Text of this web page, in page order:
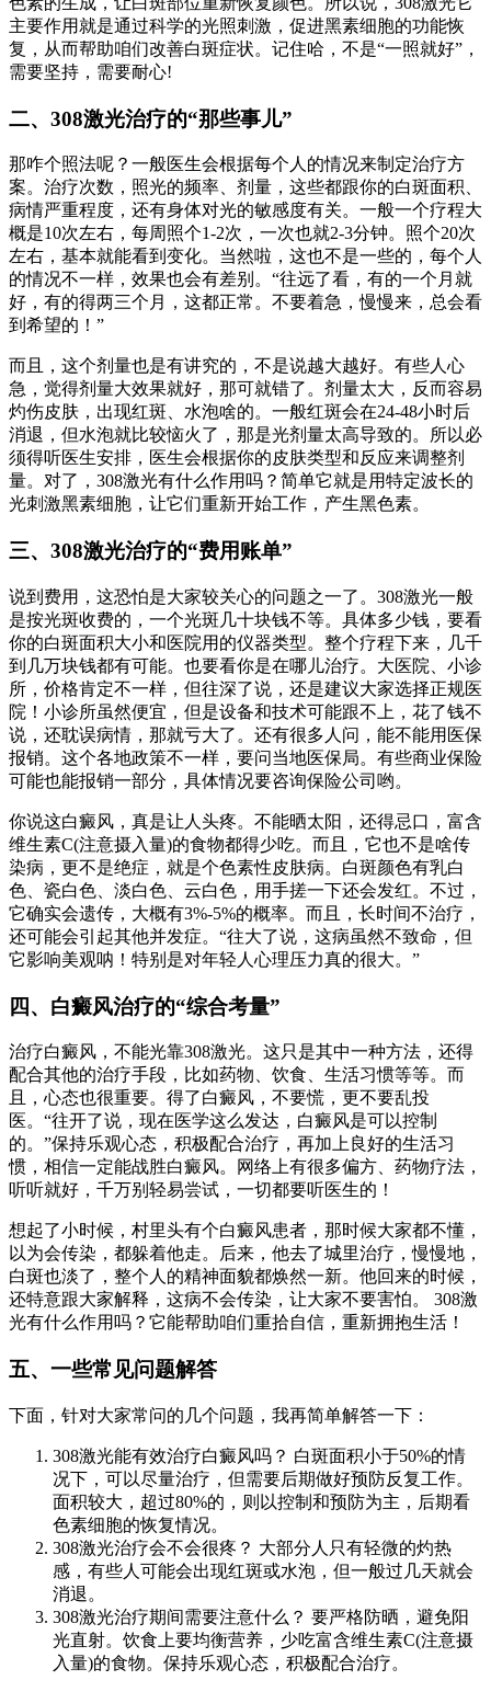
主要作用就是通过科学的光照刺激，促进黑素细胞的功能恢
复，从而帮助咱们改善白斑症状。记住哈，不是“一照就好”，
需要坚持，需要耐心!
二、308激光治疗的“那些事儿”
那咋个照法呢？一般医生会根据每个人的情况来制定治疗方
案。治疗次数，照光的频率、剂量，这些都跟你的白斑面积、
病情严重程度，还有身体对光的敏感度有关。一般一个疗程大
概是10次左右，每周照个1-2次，一次也就2-3分钟。照个20次
左右，基本就能看到变化。当然啦，这也不是一些的，每个人
的情况不一样，效果也会有差别。“往远了看，有的一个月就
好，有的得两三个月，这都正常。不要着急，慢慢来，总会看
到希望的！”
而且，这个剂量也是有讲究的，不是说越大越好。有些人心
急，觉得剂量大效果就好，那可就错了。剂量太大，反而容易
灼伤皮肤，出现红斑、水泡啥的。一般红斑会在24-48小时后
消退，但水泡就比较恼火了，那是光剂量太高导致的。所以必
须得听医生安排，医生会根据你的皮肤类型和反应来调整剂
量。对了，308激光有什么作用吗？简单它就是用特定波长的
光刺激黑素细胞，让它们重新开始工作，产生黑色素。
三、308激光治疗的“费用账单”
说到费用，这恐怕是大家较关心的问题之一了。308激光一般
是按光斑收费的，一个光斑几十块钱不等。具体多少钱，要看
你的白斑面积大小和医院用的仪器类型。整个疗程下来，几千
到几万块钱都有可能。也要看你是在哪儿治疗。大医院、小诊
所，价格肯定不一样，但往深了说，还是建议大家选择正规医
院！小诊所虽然便宜，但是设备和技术可能跟不上，花了钱不
说，还耽误病情，那就亏大了。还有很多人问，能不能用医保
报销。这个各地政策不一样，要问当地医保局。有些商业保险
可能也能报销一部分，具体情况要咨询保险公司哟。
你说这白癜风，真是让人头疼。不能晒太阳，还得忌口，富含
维生素C(注意摄入量)的食物都得少吃。而且，它也不是啥传
染病，更不是绝症，就是个色素性皮肤病。白斑颜色有乳白
色、瓷白色、淡白色、云白色，用手搓一下还会发红。不过，
它确实会遗传，大概有3%-5%的概率。而且，长时间不治疗，
还可能会引起其他并发症。“往大了说，这病虽然不致命，但
它影响美观呐！特别是对年轻人心理压力真的很大。”
四、白癜风治疗的“综合考量”
治疗白癜风，不能光靠308激光。这只是其中一种方法，还得
配合其他的治疗手段，比如药物、饮食、生活习惯等等。而
且，心态也很重要。得了白癜风，不要慌，更不要乱投
医。“往开了说，现在医学这么发达，白癜风是可以控制
的。”保持乐观心态，积极配合治疗，再加上良好的生活习
惯，相信一定能战胜白癜风。网络上有很多偏方、药物疗法，
听听就好，千万别轻易尝试，一切都要听医生的！
想起了小时候，村里头有个白癜风患者，那时候大家都不懂，
以为会传染，都躲着他走。后来，他去了城里治疗，慢慢地，
白斑也淡了，整个人的精神面貌都焕然一新。他回来的时候，
还特意跟大家解释，这病不会传染，让大家不要害怕。 308激
光有什么作用吗？它能帮助咱们重拾自信，重新拥抱生活！
五、一些常见问题解答
下面，针对大家常问的几个问题，我再简单解答一下：
308激光能有效治疗白癜风吗？ 白斑面积小于50%的情
况下，可以尽量治疗，但需要后期做好预防反复工作。
面积较大，超过80%的，则以控制和预防为主，后期看
色素细胞的恢复情况。
308激光治疗会不会很疼？ 大部分人只有轻微的灼热
感，有些人可能会出现红斑或水泡，但一般过几天就会
消退。
308激光治疗期间需要注意什么？ 要严格防晒，避免阳
光直射。饮食上要均衡营养，少吃富含维生素C(注意摄
入量)的食物。保持乐观心态，积极配合治疗。